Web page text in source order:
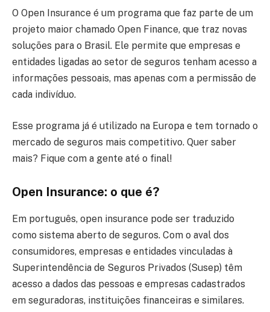
O Open Insurance é um programa que faz parte de um
projeto maior chamado Open Finance, que traz novas
soluções para o Brasil. Ele permite que empresas e
entidades ligadas ao setor de seguros tenham acesso a
informações pessoais, mas apenas com a permissão de
cada indivíduo.
Esse programa já é utilizado na Europa e tem tornado o
mercado de seguros mais competitivo. Quer saber
mais? Fique com a gente até o final!
Open Insurance: o que é?
Em português, open insurance pode ser traduzido
como sistema aberto de seguros. Com o aval dos
consumidores, empresas e entidades vinculadas à
Superintendência de Seguros Privados (Susep) têm
acesso a dados das pessoas e empresas cadastrados
em seguradoras, instituições financeiras e similares.